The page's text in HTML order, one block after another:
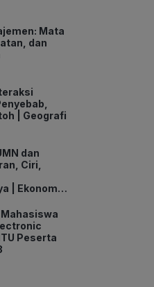
Mata
dan
| Geografi
dan
Ciri,
| Ekonomi
Peserta